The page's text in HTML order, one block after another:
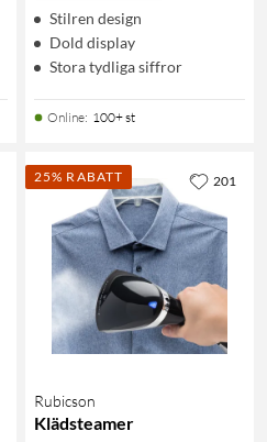
Stilren design
Dold display
Stora tydliga siffror
Online: 100+ st
25% RABATT
Rubicson
Klädsteamer
201